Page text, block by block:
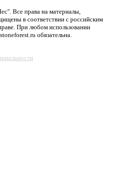
Все права на материалы,
в соответствии с российским
При любом использовании
обязательна.